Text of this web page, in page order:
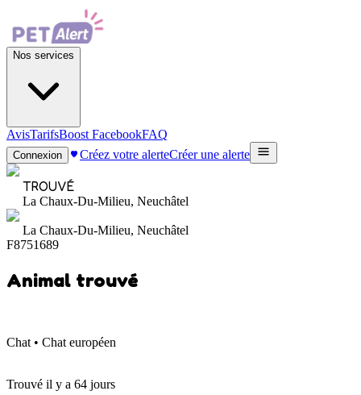
Nos services
AvisTarifsBoost FacebookFAQ
Connexion Créez votre alerteCréer une alerte
TROUVÉ
La Chaux-Du-Milieu, Neuchâtel
La Chaux-Du-Milieu, Neuchâtel
F8751689
Animal trouvé
Chat • Chat européen
Trouvé il y a 64 jours